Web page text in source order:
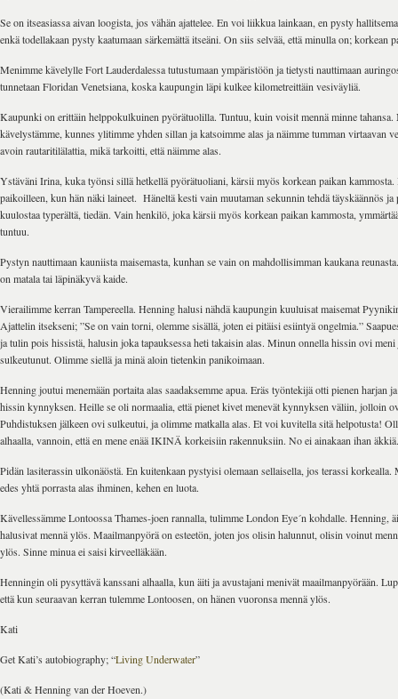
Se on itseasiassa aivan loogista, jos vähän ajattelee. En voi liikkua lainkaan, en pysty
enkä todellakaan pysty kaatumaan särkemättä itseäni. On siis selvää, että minulla on; korkean
Menimme kävelylle Fort Lauderdalessa tutustumaan ympäristöön ja tietysti nauttimaan
tunnetaan Floridan Venetsiana, koska kaupungin läpi kulkee kilometreittäin vesiväyliä.
Kaupunki on erittäin helppokulkuinen pyörätuolilla. Tuntuu, kuin voisit mennä minne tahansa.
kävelystämme, kunnes ylitimme yhden sillan ja katsoimme alas ja näimme tumman virtaavan
avoin rautaritilälattia, mikä tarkoitti, että näimme alas.
Ystäväni Irina, kuka työnsi sillä hetkellä pyörätuoliani, kärsii myös korkean paikan kammosta.
paikoilleen, kun hän näki laineet. Häneltä kesti vain muutaman sekunnin tehdä täyskäännös ja
kuulostaa typerältä, tiedän. Vain henkilö, joka kärsii myös korkean paikan kammosta,
tuntuu.
Pystyn nauttimaan kauniista maisemasta, kunhan se vain on mahdollisimman kaukana
on matala tai läpinäkyvä kaide.
Vierailimme kerran Tampereella. Henning halusi nähdä kaupungin kuuluisat maisemat
Ajattelin itsekseni; ”Se on vain torni, olemme sisällä, joten ei pitäisi esiintyä ongelmia.”
ja tulin pois hissistä, halusin joka tapauksessa heti takaisin alas. Minun onnella hissin ovi
sulkeutunut. Olimme siellä ja minä aloin tietenkin panikoimaan.
Henning joutui menemään portaita alas saadaksemme apua. Eräs työntekijä otti pienen harjan
hissin kynnyksen. Heille se oli normaalia, että pienet kivet menevät kynnyksen väliin, jolloin
Puhdistuksen jälkeen ovi sulkeutui, ja olimme matkalla alas. Et voi kuvitella sitä helpotusta!
alhaalla, vannoin, että en mene enää IKINÄ korkeisiin rakennuksiin. No ei ainakaan ihan äkkiä.
Pidän lasiterassin ulkonäöstä. En kuitenkaan pystyisi olemaan sellaisella, jos terassi korkealla.
edes yhtä porrasta alas ihminen, kehen en luota.
Kävellessämme Lontoossa Thames-joen rannalla, tulimme London Eye´n kohdalle. Henning,
halusivat mennä ylös. Maailmanpyörä on esteetön, joten jos olisin halunnut, olisin voinut
ylös. Sinne minua ei saisi kirveelläkään.
Henningin oli pysyttävä kanssani alhaalla, kun äiti ja avustajani menivät maailmanpyörään.
että kun seuraavan kerran tulemme Lontoosen, on hänen vuoronsa mennä ylös.
Kati
Get Kati’s autobiography; “Living Underwater”
(Kati & Henning van der Hoeven.)